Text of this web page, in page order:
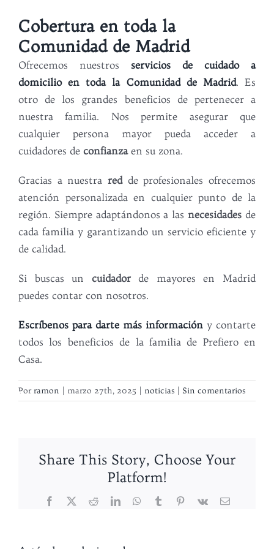
Cobertura en toda la
Comunidad de Madrid
Ofrecemos nuestros servicios de cuidado a
domicilio en toda la Comunidad de Madrid. Es
otro de los grandes beneficios de pertenecer a
nuestra familia. Nos permite asegurar que
cualquier persona mayor pueda acceder a
cuidadores de confianzaen su zona.
Gracias a nuestra redde profesionales ofrecemos
atención personalizada en cualquier punto de la
región. Siempre adaptándonos a las necesidades de
cada familia y garantizando un servicio eficiente y
de calidad.
Si buscas un cuidadorde mayores en Madrid
puedes contar con nosotros.
Escríbenos para darte más información y contarte
todos los beneficios de la familia de Prefiero en
Casa.
Porramon | marzo 27th, 2025 | noticias | Sin comentarios
Share This Story, Choose Your
Platform!
Facebook
X RedditLinkedInWhatsApp
TumblrPinterest
Vk
Correo
Button
Button